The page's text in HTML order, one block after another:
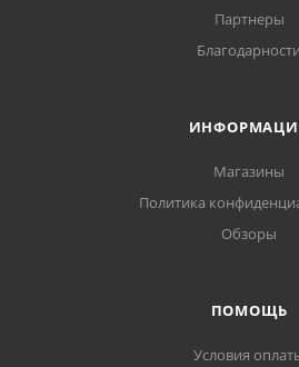
Партнеры
Благодарности
Магазины
Политика
Обзоры
ПОМОЩЬ
Условия